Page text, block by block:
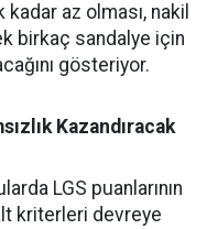
kadar az olması, nakil
birkaç sandalye için
gösteriyor.
Kazandıracak
LGS puanlarının
kriterleri devreye